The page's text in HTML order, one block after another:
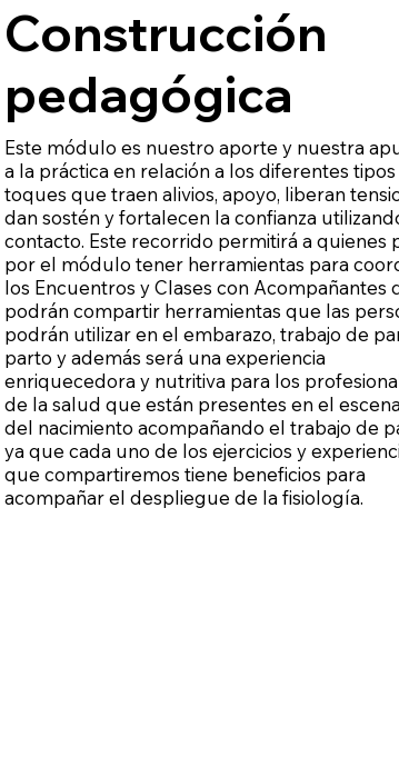
Construcción
pedagógica
Este módulo es nuestro aporte y nuestra
a la práctica en relación a los diferentes
toques que traen alivios, apoyo, liberan
dan sostén y fortalecen la confianza
contacto. Este recorrido permitirá a quienes
por el módulo tener herramientas para
los Encuentros y Clases con Acompañantes
podrán compartir herramientas que las
podrán utilizar en el embarazo, trabajo de
parto y además será una experiencia
enriquecedora y nutritiva para los
de la salud que están presentes en el
del nacimiento acompañando el trabajo de
ya que cada uno de los ejercicios y
que compartiremos tiene beneficios para
acompañar el despliegue de la fisiología.